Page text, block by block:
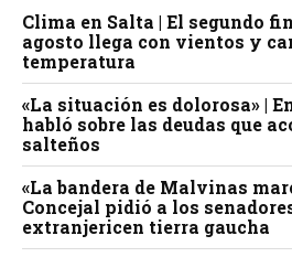
Clima en Salta | El segundo
agosto llega con vientos y
temperatura
«La situación es dolorosa» |
habló sobre las deudas que
salteños
«La bandera de Malvinas
Concejal pidió a los
extranjericen tierra gaucha